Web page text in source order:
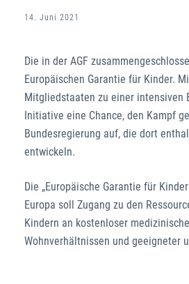
14. Juni 2021
Die in der AGF
Europäischen Garantie für Kinder.
Mitgliedstaaten zu einer intensiven
Initiative eine Chance, den Kampf
Bundesregierung auf, die dort
entwickeln.
Die „Europäische Garantie für
Europa soll Zugang zu den
Kindern an kostenloser
Wohnverhältnissen und geeigneter